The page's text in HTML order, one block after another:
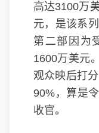
高达3100万
元，是该系
第二部因为
1600万美元
观众映后打
90%，算是
收官。